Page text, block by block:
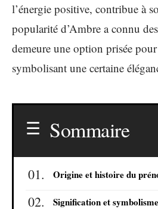
l’énergie positive, contribue à
popularité d’Ambre a connu
demeure une option prisée
symbolisant une certaine
Sommaire
Origine et histoire du
Signification et